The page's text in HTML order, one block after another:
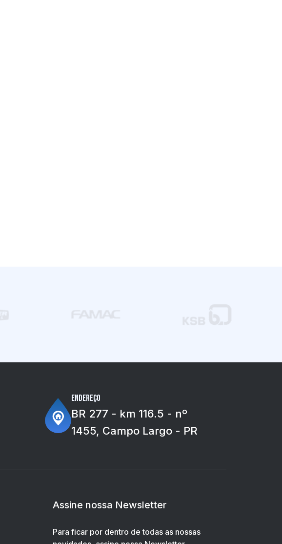
Endereço
BR 277 - km 116.5 - nº
1455, Campo Largo - PR
Assine nossa Newsletter
Para ficar por dentro de todas as nossas